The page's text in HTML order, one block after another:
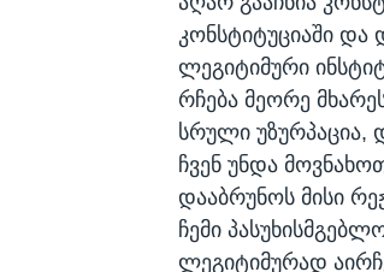
კონსტიტუციაში და
ლეგიტიმური
რჩება მეორე
სრული უზურპაცია,
ჩვენ უნდა
დააბრუნოს მისი
ჩემი
ლეგიტიმურად